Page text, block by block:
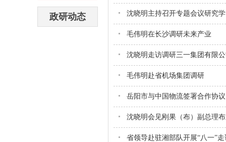
政研动态 沈晓明主持召开专题会议研究
毛伟明在长沙调研未来产业
沈晓明走访调研三一集团有限
毛伟明赴省机场集团调研
岳阳市与中国物流签署合作协
沈晓明会见刚果（布）副总理
省领导赴驻湘部队开展“八一”